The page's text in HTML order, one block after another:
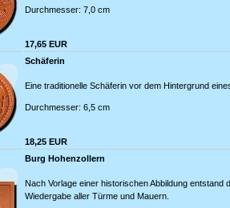
Durchmesser: 7,0 cm
17,65 EUR
Schäferin
Eine traditionelle Schäferin vor dem Hintergrund
Durchmesser: 6,5 cm
18,25 EUR
Burg Hohenzollern
Nach Vorlage einer historischen Abbildung
Wiedergabe aller Türme und Mauern.